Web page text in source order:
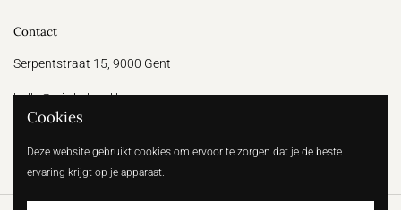
Contact
Serpentstraat 15, 9000 Gent
hallo@witthelabel.be
Cookies
Deze website gebruikt cookies om ervoor te zorgen dat je de beste
ervaring krijgt op je apparaat.